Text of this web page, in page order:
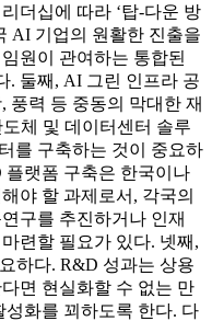
더십에 따라 ‘탑-다운 방
AI 기업의 원활한 진출을
원이 관여하는 통합된
. 둘째, AI 그린 인프라 공
풍력 등 중동의 막대한 재
체 및 데이터센터 솔루
를 구축하는 것이 중요하
랫폼 구축은 한국이나
야 할 과제로서, 각국의
구를 추진하거나 인재
련할 필요가 있다. 넷째,
하다. R&D 성과는 상용
면 현실화할 수 없는 만
화를 꾀하도록 한다. 다